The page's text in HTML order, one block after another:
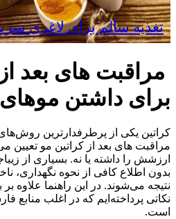
تغذیه سالم برای لاغری
مراقبت های بعد
برای داشتن
کراتین یکی از پرطرفدارترین
مراقبت های بعد از کراتین مو تعیین
ارزشش را داشته یا نه. بسیاری از
بدون اطلاع کافی از نحوه نگهداری،
نتیجه می‌شوند. در این راهنما علاوه بر
نکاتی پرداخته‌ایم که در اغلب منابع
است.